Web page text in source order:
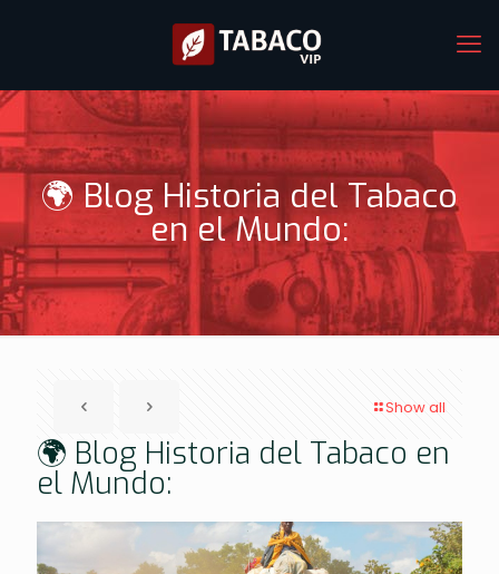
🌍 Blog Historia del Tabaco
en el Mundo:
Show all
🌍 Blog Historia del Tabaco en
el Mundo: